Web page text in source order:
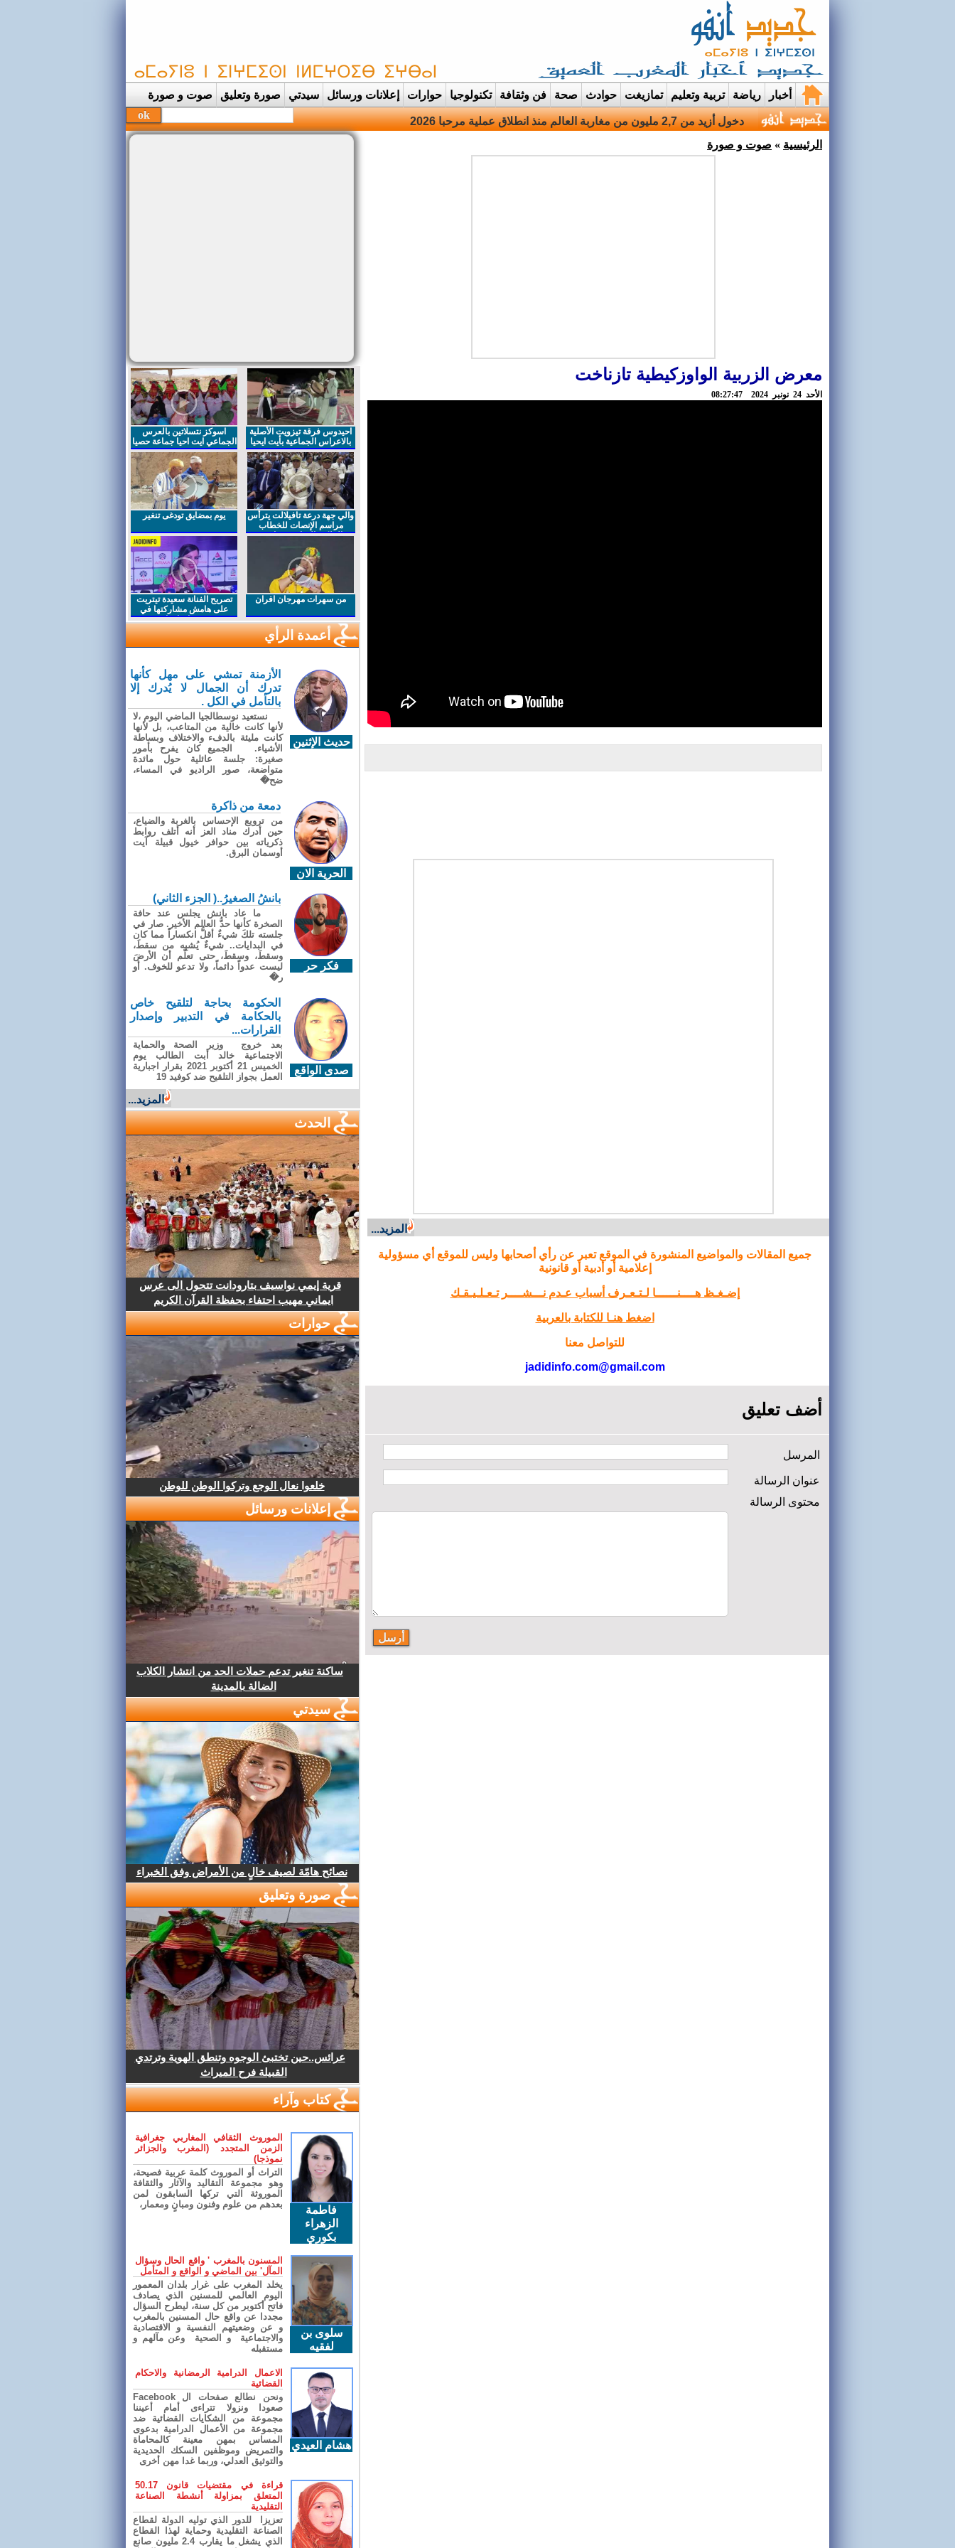
أخبار رياضة تربية وتعليم تمازيغت حوادث صحة فن وثقافة تكنولوجيا حوارات إعلانات ورسائل سيدتي صورة وتعليق صوت و صورة
قرية إيمي نواسيف بتارودانت تتحول الى عر |
الرئيسية » صوت و صورة
معرض الزربية الواوزكيطية تازناخت
اﻷحد 24 نونبر 2024 08:27:47
المزيد...
جميع المقالات والمواضيع المنشورة في الموقع تعبر عن رأي أصحابها وليس للموقع أي مسؤولية
إعلامية أو أدبية أو قانونية
إضـغـظ هــــنــــــا لـتـعـرف أسباب عـدم نـــشــــر تـعـلـيـقـك
اضغط هنـا للكتابة بالعربية
للتواصل معنا
jadidinfo.com@gmail.com
أضف تعليق
المرسل
عنوان الرسالة
محتوى الرسالة
احيدوس فرقة تيزويت الأصلية
بالاعراس الجماعية بأيت ايحيا
اسوكز نتسلاتين بالعرس
الجماعي ايت احيا جماعة حصيا
والي جهة درعة تافيلالت يترأس
مراسم الإنصات للخطاب
الملكي السامي بمناسبة
يوم بمضايق تودغى تنغير
من سهرات مهرجان افران
تصريح الفنانة سعيدة تيتريت
على هامش مشاركتها في
مهرجان افران
أعمدة الرأي
حديث الإثنين
الأزمنة تمشي على مهل كأنها
تدرك أن الجمال لا يُدرك إلا
بالتأمل في الكل .
نستعيد نوسطالجيا الماضي اليوم ،لا
لأنها كانت خالية من المتاعب، بل لأنها
كانت مليئة بالدفء والاختلاف وبساطة
الأشياء. الجميع كان يفرح بأمور
صغيرة: جلسة عائلية حول مائدة
متواضعة، صور الراديو في المساء،
ضح�
الحرية الان
دمعة من ذاكرة
من ترويع الإحساس بالغربة والضياع،
حين أدرك مناد العز أنه أتلف روابط
ذكرياته بين حوافر خيول قبيلة آيت
أوسمان البرق.
فكر حر
بانشُ الصغيرُ..( الجزء الثاني)
ما عاد بانش يجلس عند حافة
الصخرة كأنها حدُّ العالم الأخير. صار في
جلسته تلكَ شيءٌ أقلُّ انكساراً مما كان
في البدايات.. شيءٌ يُشبِه من سقطَ،
وسقطَ، وسقطَ، حتى تعلّم أن الأرضَ
ليست عدواً دائماً، ولا تدعو للخوف. أو
ر�
صدى الواقع
الحكومة بحاجة لتلقيح خاص
بالحكامة في التدبير وإصدار
القرارات...
بعد خروج وزير الصحة والحماية
الاجتماعية خالد أبت الطالب يوم
الخميس 21 أكتوبر 2021 بقرار اجبارية
العمل بجواز التلقيح ضد كوفيد 19
المزيد...
الحدث
قرية إيمي نواسيف بتارودانت تتحول الى عرس
ايماني مهيب احتفاء بحفظة القرآن الكريم
حوارات
خلعوا نعال الوجع وتركوا الوطن للوطن
إعلانات ورسائل
ساكنة تنغير تدعم حملات الحد من انتشار الكلاب
الضالة بالمدينة
سيدتي
نصائح هامّة لصيف خالٍ من الأمراض وفق الخبراء
صورة وتعليق
عرائس..حين تختبئ الوجوه وتنطق الهوية وترتدي
القبيلة فرح الميراث
كتاب وآراء
فاطمة
الزهراء
بكوري
الموروث الثقافي المغاربي جغرافية
الزمن المتجدد (المغرب والجزائر
نموذجا)
التراث أو الموروث كلمة عربية فصيحة،
وهو مجموعة التقاليد والآثار والثقافة
الموروثة التي تركها السابقون لمن
بعدهم من علوم وفنون ومبانٍ ومعمار،
سلوى بن
لفقيه
المسنون بالمغرب ' واقع الحال وسؤال
المآل' بين الماضي و الواقع و المتأمل
يخلد المغرب على غرار بلدان المعمور
اليوم العالمي للمسنين الذي يصادف
فاتح أكتوبر من كل سنة، ليطرح السؤال
مجددا عن واقع حال المسنين بالمغرب
و عن وضعيتهم النفسية و الاقتصادية
والاجتماعية و الصحية وعن مآلهم و
مستقبله
هشام العيدي
الاعمال الدرامية الرمضانية والاحكام
القضائية
ونحن نطالع صفحات ال Facebook
صعودا ونزولا تتراءى أمام أعيننا
مجموعة من الشكايات القضائية ضد
مجموعة من الأعمال الدرامية بدعوى
المساس بمهن معينة كالمحاماة
والتمريض وموظفين السكك الحديدية
والتوثيق العدلي، وربما غدا مهن أخرى
قراءة في مقتضيات قانون 50.17
المتعلق بمزاولة أنشطة الصناعة
التقليدية
تعزيزا للدور الذي توليه الدولة لقطاع
الصناعة التقليدية وحماية لهذا القطاع
الذي يشغل ما يقارب 2.4 مليون صانع